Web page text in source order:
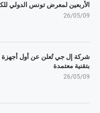
الأربعين لمعرض تونس الدولي
26/05/09
شركة إل جي تُعلن عن أول أجهزة
بتقنية معتمدة
26/05/09